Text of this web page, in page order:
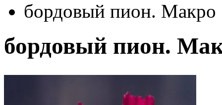
бордовый пион. Макро
бордовый пион.